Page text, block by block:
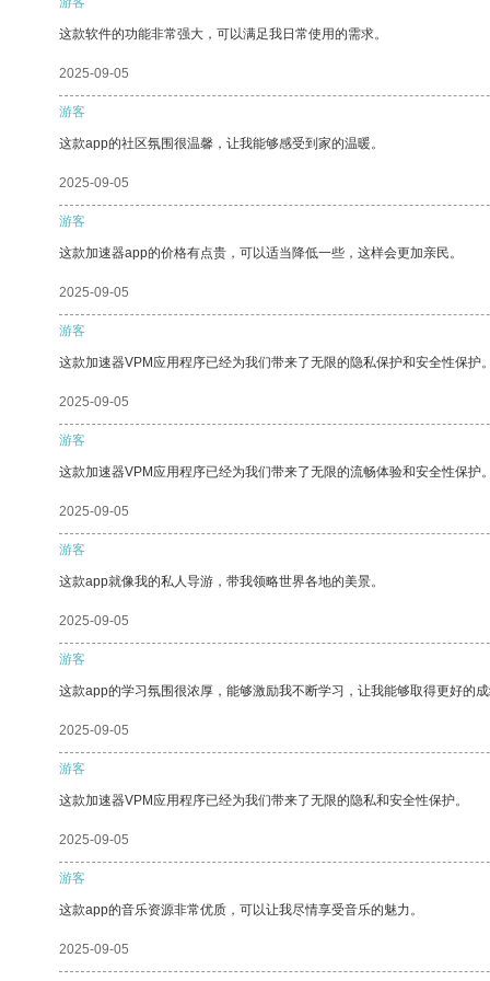
这款软件的功能非常强大，可以满足我日常使用的需求。
2025-09-05
游客
这款app的社区氛围很温馨，让我能够感受到家的温暖。
2025-09-05
游客
这款加速器app的价格有点贵，可以适当降低一些，这样会更加亲民。
2025-09-05
游客
这款加速器VPM应用程序已经为我们带来了无限的隐私保护和安全性保护
2025-09-05
游客
这款加速器VPM应用程序已经为我们带来了无限的流畅体验和安全性保护
2025-09-05
游客
这款app就像我的私人导游，带我领略世界各地的美景。
2025-09-05
游客
这款app的学习氛围很浓厚，能够激励我不断学习，让我能够取得更好的
2025-09-05
游客
这款加速器VPM应用程序已经为我们带来了无限的隐私和安全性保护。
2025-09-05
游客
这款app的音乐资源非常优质，可以让我尽情享受音乐的魅力。
2025-09-05